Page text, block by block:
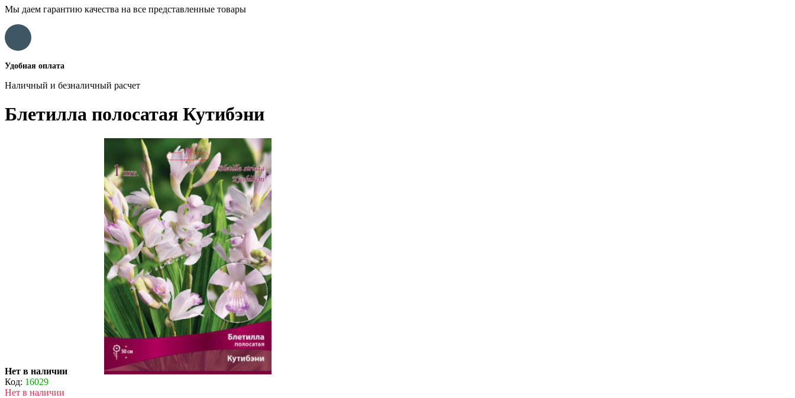
Мы даем гарантию качества на все представленные товары
Удобная оплата
Наличный и безналичный расчет
Блетилла полосатая Кутибэни
Нет в наличии
Код: 16029
Нет в наличии